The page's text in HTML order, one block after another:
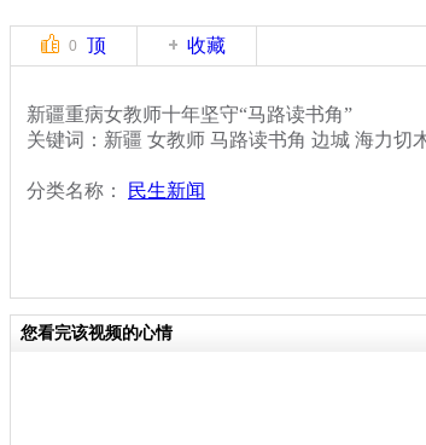
0 顶 收藏
新疆重病女教师十年坚守“马路读书角”
关键词：新疆 女教师 马路读书角 边城 海力切
分类名称： 民生新闻
您看完该视频的心情